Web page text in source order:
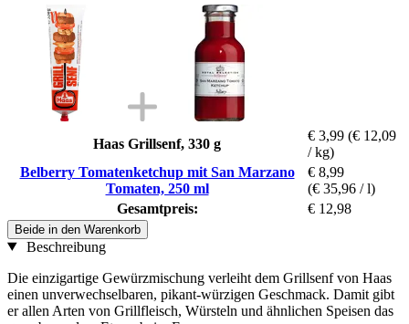
Haas Grillsenf, 330 g
€ 3,99 (€ 12,09
/ kg)
Belberry Tomatenketchup mit San Marzano
Tomaten, 250 ml
€ 8,99
(€ 35,96 / l)
Gesamtpreis:
€ 12,98
Beide in den Warenkorb
Beschreibung
Die einzigartige Gewürzmischung verleiht dem Grillsenf von Haas
einen unverwechselbaren, pikant-würzigen Geschmack. Damit gibt
er allen Arten von Grillfleisch, Würsteln und ähnlichen Speisen das